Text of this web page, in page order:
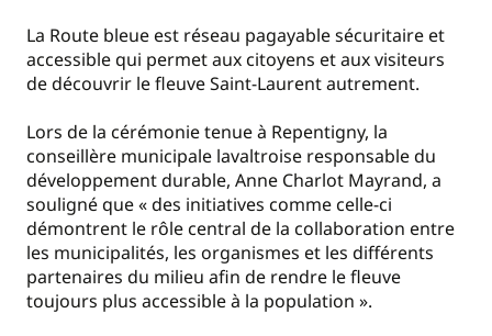
La Route bleue est réseau pagayable sécuritaire et
accessible qui permet aux citoyens et aux visiteurs
de découvrir le fleuve Saint-Laurent autrement.
Lors de la cérémonie tenue à Repentigny, la
conseillère municipale lavaltroise responsable du
développement durable, Anne Charlot Mayrand, a
souligné que « des initiatives comme celle-ci
démontrent le rôle central de la collaboration entre
les municipalités, les organismes et les différents
partenaires du milieu afin de rendre le fleuve
toujours plus accessible à la population ».